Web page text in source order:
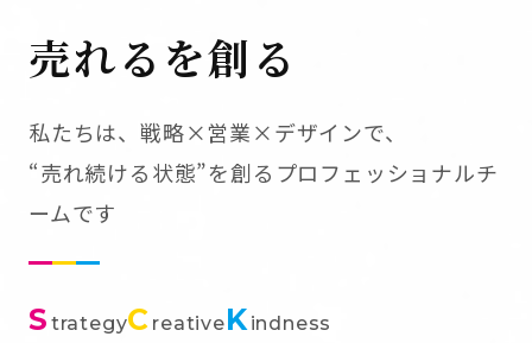
売れるを創る
私たちは、戦略×営業×デザインで、
“売れ続ける状態”を創るプロフェッショナルチ
ームです
S trategyC reativeKindness